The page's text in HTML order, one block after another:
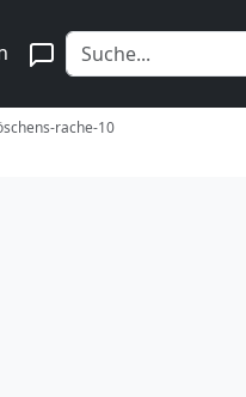
rache-10